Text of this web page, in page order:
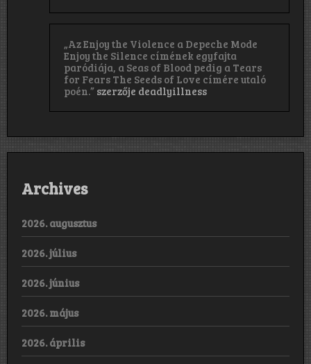
„Az Enjoy the Violence a Depeche Mode
Enjoy the Silence címének egyfajta
paródiája, a Seas of Blood pedig a Tears
for Fears The Seeds of Love címére utaló
poén.” szerzője deadlyillness
Archives
2026. augusztus
2026. július
2026. június
2026. május
2026. április